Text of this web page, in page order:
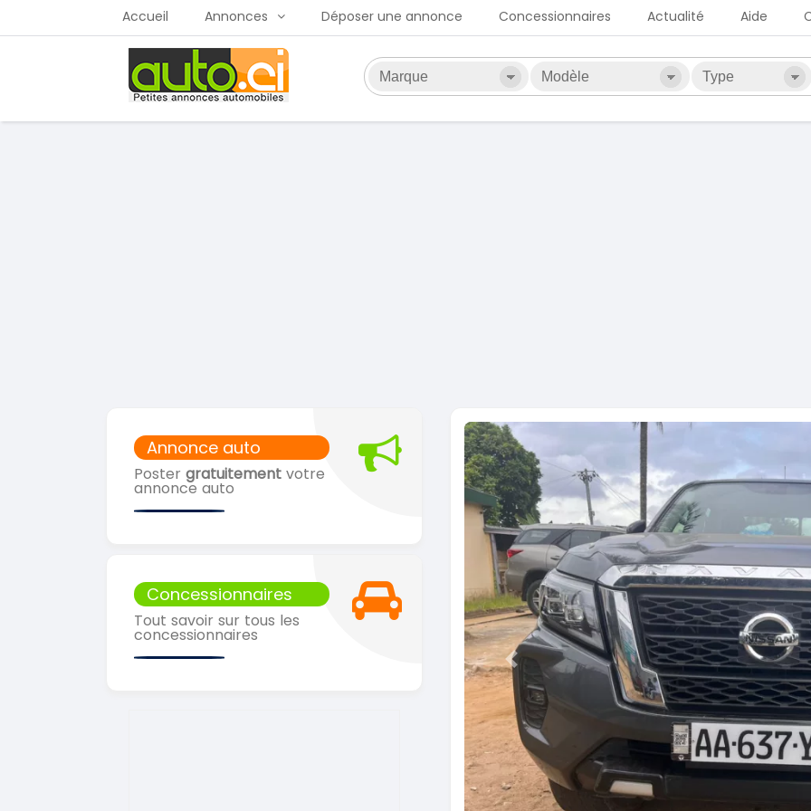
Accueil Annonces Déposer une annonce Concessionnaires Actualité Aide
Annonce auto
Poster gratuitement votre
annonce auto
Concessionnaires
Tout savoir sur tous les
concessionnaires
Previous